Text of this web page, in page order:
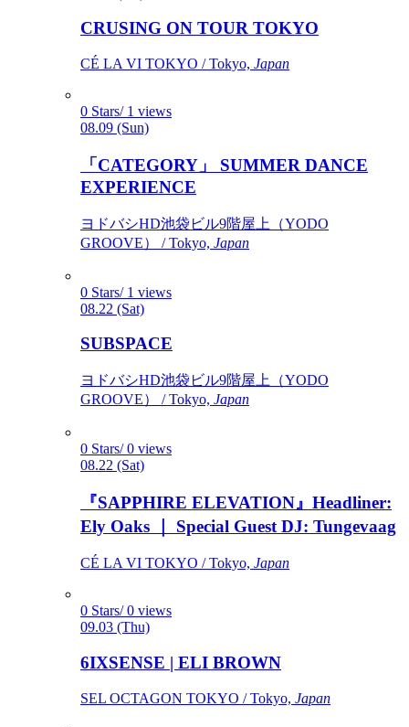
CRUSING ON TOUR TOKYO
CÉ LA VI TOKYO / Tokyo, Japan
0 Stars/ 1 views
08.09 (Sun)
「CATEGORY」 SUMMER DANCE
EXPERIENCE
ヨドバシHD池袋ビル9階屋上（YODO
GROOVE） / Tokyo, Japan
0 Stars/ 1 views
08.22 (Sat)
SUBSPACE
ヨドバシHD池袋ビル9階屋上（YODO
GROOVE） / Tokyo, Japan
0 Stars/ 0 views
08.22 (Sat)
『SAPPHIRE ELEVATION』Headliner:
Ely Oaks ｜ Special Guest DJ: Tungevaag
CÉ LA VI TOKYO / Tokyo, Japan
0 Stars/ 0 views
09.03 (Thu)
6IXSENSE | ELI BROWN
SEL OCTAGON TOKYO / Tokyo, Japan